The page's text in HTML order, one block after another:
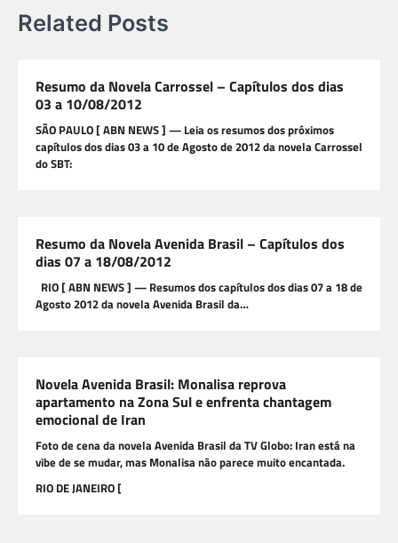
Related Posts
Resumo da Novela Carrossel – Capítulos dos dias
03 a 10/08/2012
SÃO PAULO [ ABN NEWS ] — Leia os resumos dos próximos
capítulos dos dias 03 a 10 de Agosto de 2012 da novela Carrossel
do SBT:
Resumo da Novela Avenida Brasil – Capítulos dos
dias 07 a 18/08/2012
RIO [ ABN NEWS ] — Resumos dos capítulos dos dias 07 a 18 de
Agosto 2012 da novela Avenida Brasil da…
Novela Avenida Brasil: Monalisa reprova
apartamento na Zona Sul e enfrenta chantagem
emocional de Iran
Foto de cena da novela Avenida Brasil da TV Globo: Iran está na
vibe de se mudar, mas Monalisa não parece muito encantada.
RIO DE JANEIRO [